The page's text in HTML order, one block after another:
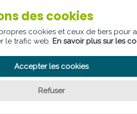
des cookies
cookies et ceux de tiers pour
le trafic web. En savoir plus sur les
Accepter les cookies
Refuser